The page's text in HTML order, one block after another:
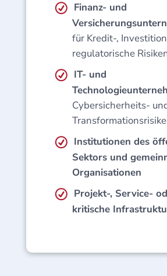
Finanz- und
für Kredit-,
regulatorische
IT- und
Cybersicherheits-
Institutionen des
Sektors und
Organisationen
Projekt-, Service-
kritische